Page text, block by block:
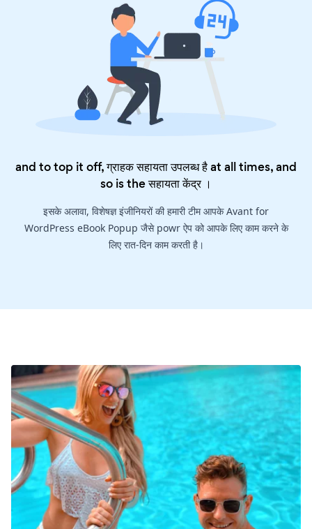
and to top it off, ग्राहक सहायता उपलब्ध है at all times, and
so is theसहायता केंद्र।
इसके अलावा, विशेषज्ञ इंजीनियरों की हमारी टीम आपके Avant for
WordPress eBook Popup जैसे powr ऐप को आपके लिए काम करने के
लिए रात-दिन काम करती है।